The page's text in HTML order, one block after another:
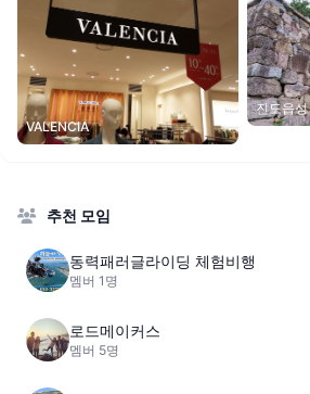
VALENCIA
진도읍성
추천 모임
동력패러글라이딩 체험비행
멤버 1명
로드메이커스
멤버 5명